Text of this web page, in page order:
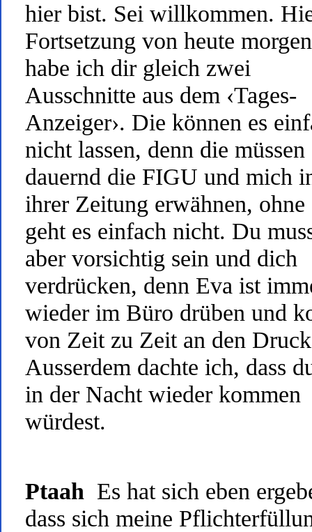
hier bist. Sei willkommen.
Fortsetzung von heute morgen
habe ich dir gleich zwei
Ausschnitte aus dem ‹Tages-
Anzeiger›. Die können es
nicht lassen, denn die müssen
dauernd die FIGU und mich
ihrer Zeitung erwähnen, ohne
geht es einfach nicht. Du
aber vorsichtig sein und dich
verdrücken, denn Eva ist
wieder im Büro drüben und
von Zeit zu Zeit an den
Ausserdem dachte ich, dass
in der Nacht wieder kommen
würdest.
Ptaah Es hat sich eben
dass sich meine